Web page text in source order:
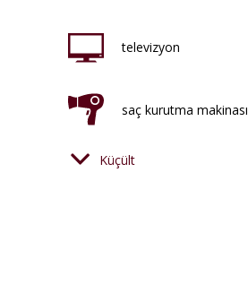
televizyon
saç kurutma makinası
Küçült